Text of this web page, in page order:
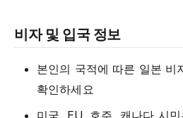
비자 및 입국 정보
본인의 국적에 따른 일본 비
확인하세요